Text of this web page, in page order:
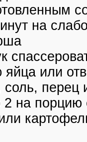
на
яйца или
соль,
на порцию